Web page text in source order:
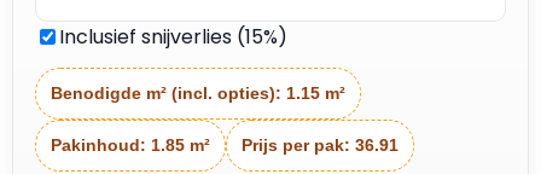
Inclusief snijverlies (15%)
Benodigde m² (incl. opties): 1.15 m²
Pakinhoud: 1.85 m² Prijs per pak: 36.91